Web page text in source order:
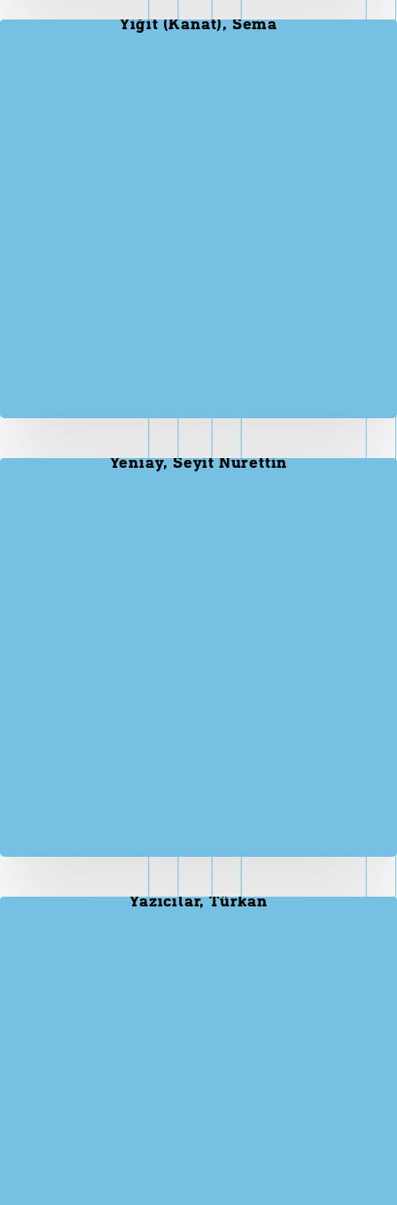
Yiğit (Kanat), Sema
Yeniay, Seyit Nurettin
Yazıcılar, Türkan